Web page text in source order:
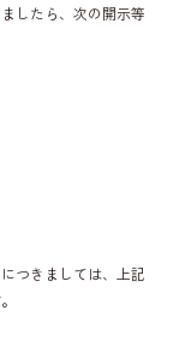
したら、次の開示等
つきましては、上記